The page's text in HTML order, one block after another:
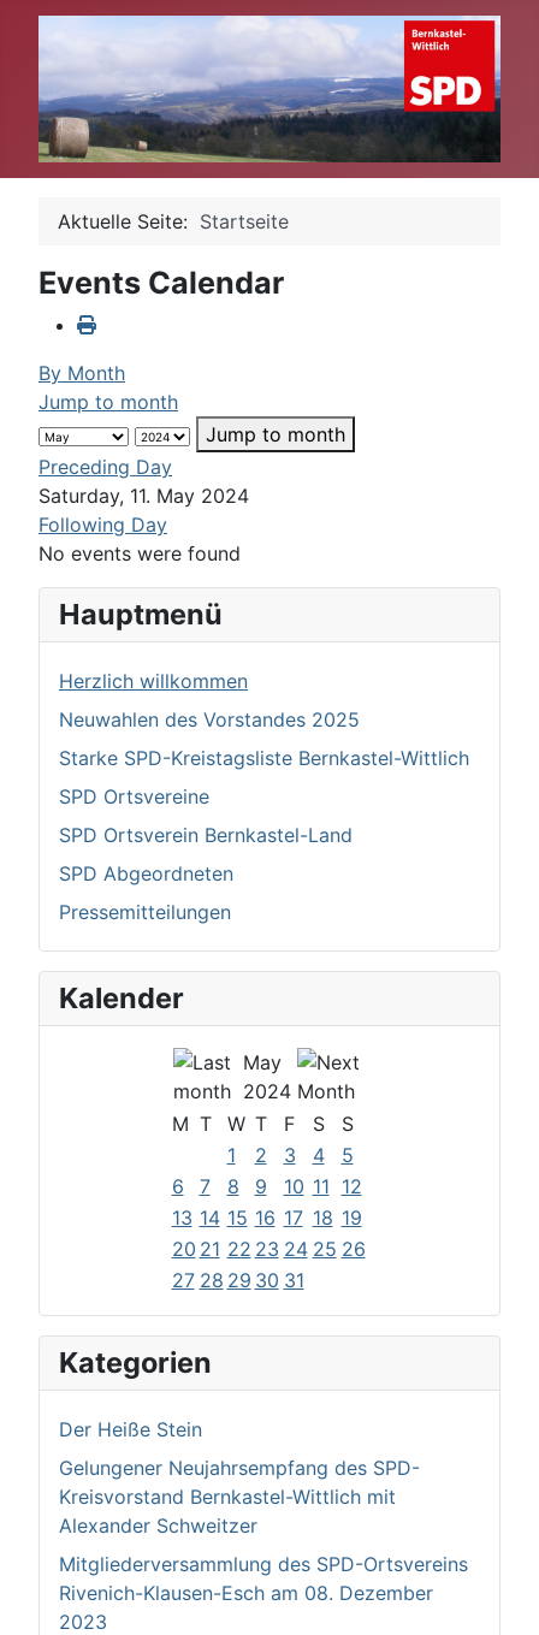
Aktuelle Seite: Startseite
Events Calendar
By Month
Jump to month
Jump to month
Preceding Day
Saturday, 11. May 2024
Following Day
No events were found
Hauptmenü
Herzlich willkommen
Neuwahlen des Vorstandes 2025
Starke SPD-Kreistagsliste Bernkastel-Wittlich
SPD Ortsvereine
SPD Ortsverein Bernkastel-Land
SPD Abgeordneten
Pressemitteilungen
Kalender
May
2024
M T W T F S
S
1
2 3 4
5
6
7 8 9 10 11 12
13 14 15 16 17 18 19
20 21 22 23 24 25 26
27 28 29 30 31
Kategorien
Der Heiße Stein
Gelungener Neujahrsempfang des SPD-
Kreisvorstand Bernkastel-Wittlich mit
Alexander Schweitzer
Mitgliederversammlung des SPD-Ortsvereins
Rivenich-Klausen-Esch am 08. Dezember
2023